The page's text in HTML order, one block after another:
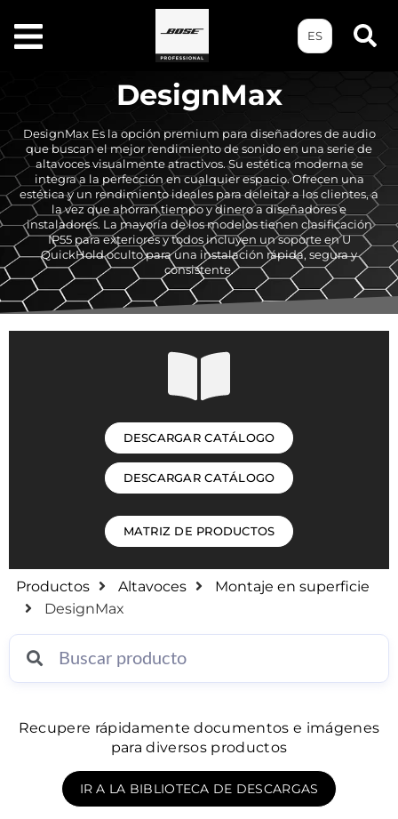
ES
DesignMax
DesignMax Es la opción premium para diseñadores de audio
que buscan el mejor rendimiento de sonido en una serie de
altavoces visualmente atractivos. Su estética moderna se
integra a la perfección en cualquier espacio. Ofrecen una
estética y un rendimiento ideales para deleitar a los clientes, a
la vez que ahorran tiempo y dinero a diseñadores e
instaladores. La mayoría de los modelos tienen clasificación
IP55 para exteriores y todos incluyen un soporte en U
QuickHold oculto para una instalación rápida, segura y
consistente.
DESCARGAR CATÁLOGO
DESCARGAR CATÁLOGO
MATRIZ DE PRODUCTOS
Productos Altavoces
Montaje en superficie
DesignMax
Recupere rápidamente documentos e imágenes
para diversos productos
IR A LA BIBLIOTECA DE DESCARGAS